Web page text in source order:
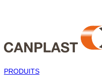
PRODUITS